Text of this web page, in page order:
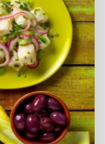
ближе к